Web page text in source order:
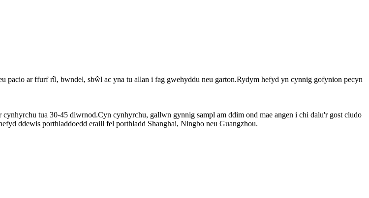
ar ffurf rîl, bwndel, sbŵl ac yna tu allan i fag gwehyddu neu garton.Rydym hefyd yn cynnig gofynion pecyn
tua 30-45 diwrnod.Cyn cynhyrchu, gallwn gynnig sampl am ddim ond mae angen i chi dalu'r gost cludo
ddewis porthladdoedd eraill fel porthladd Shanghai, Ningbo neu Guangzhou.